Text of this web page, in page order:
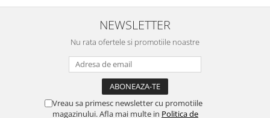
NEWSLETTER
Nu rata ofertele si promotiile noastre
Vreau sa primesc newsletter cu promotiile
magazinului. Afla mai multe in Politica de